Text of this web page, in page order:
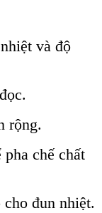
và độ
rộng.
chế chất
đun nhiệt.